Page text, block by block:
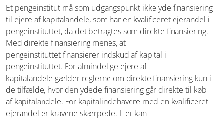
Et pengeinstitut må som udgangspunkt ikke yde finansiering
til ejere af kapitalandele,som har en kvalificeret ejerandel i
pengeinstituttet, da det betragtessom direkte finansiering.
Med direkte finansiering menes, at
pengeinstituttetfinansierer indskud af kapital i
pengeinstituttet. For almindelige ejere af
kapitalandele gælder reglerne om direkte finansiering kun i
de tilfælde, hvor denydede finansiering går direkte til køb
af kapitalandele. For kapitalindehavere med en kvalificeret
ejerandel er kravene skærpede. Her kan